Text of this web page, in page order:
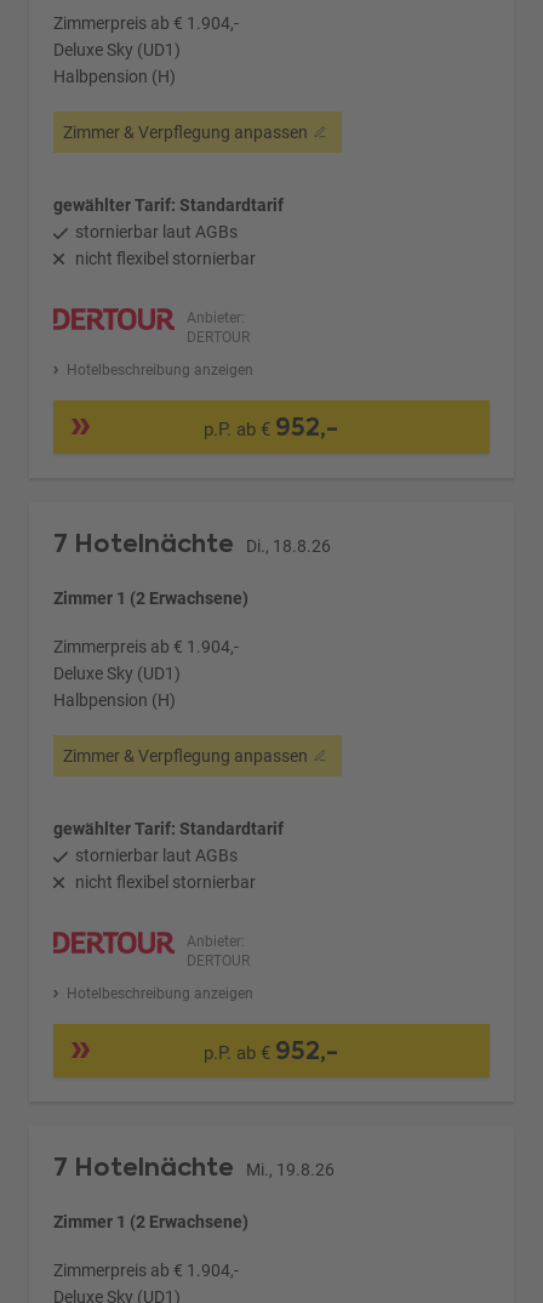
Zimmerpreis ab € 1.904,-
Deluxe Sky (UD1)
Halbpension (H)
Zimmer & Verpflegung anpassen
gewählter Tarif: Standardtarif
stornierbar laut AGBs
nicht flexibel stornierbar
Anbieter:
DERTOUR
Hotelbeschreibung anzeigen
p.P. ab € 952,-
7 Hotelnächte Di., 18.8.26
Zimmer 1 (2 Erwachsene)
Zimmerpreis ab € 1.904,-
Deluxe Sky (UD1)
Halbpension (H)
Zimmer & Verpflegung anpassen
gewählter Tarif: Standardtarif
stornierbar laut AGBs
nicht flexibel stornierbar
Anbieter:
DERTOUR
Hotelbeschreibung anzeigen
p.P. ab € 952,-
7 Hotelnächte Mi., 19.8.26
Zimmer 1 (2 Erwachsene)
Zimmerpreis ab € 1.904,-
Deluxe Sky (UD1)